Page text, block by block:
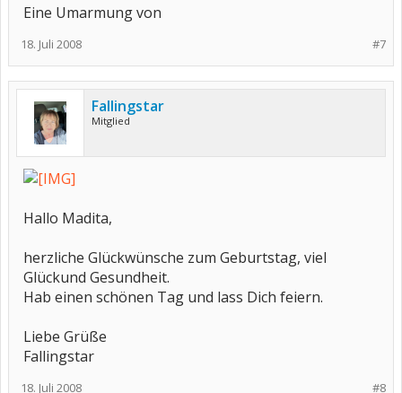
Eine Umarmung von
#7
18. Juli 2008
Fallingstar
Mitglied
Hallo Madita,
herzliche Glückwünsche zum Geburtstag, viel
Glückund Gesundheit.
Hab einen schönen Tag und lass Dich feiern.
Liebe Grüße
Fallingstar
#8
18. Juli 2008